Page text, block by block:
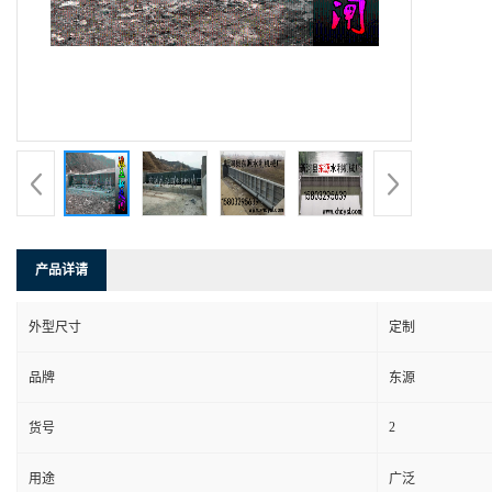
产品详请
外型尺寸 定制
品牌 东源
货号 2
用途 广泛